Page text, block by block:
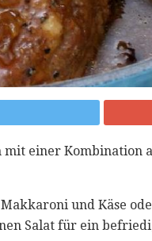
einer Kombination
und Käse
Salat für ein